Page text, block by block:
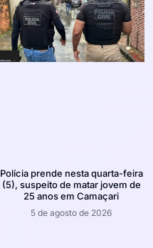
Polícia prende nesta quarta-feira
(5), suspeito de matar jovem de
25 anos em Camaçari
5 de agosto de 2026